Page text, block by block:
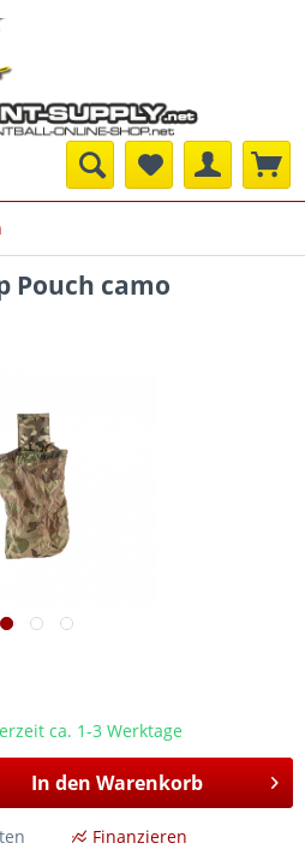
Pouch camo
ca. 1-3 Werktage
In den Warenkorb
Finanzieren